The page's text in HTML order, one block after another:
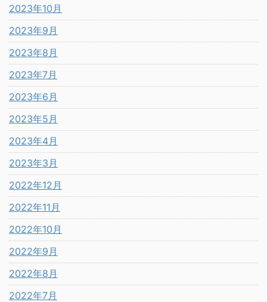
2023年10月
2023年9月
2023年8月
2023年7月
2023年6月
2023年5月
2023年4月
2023年3月
2022年12月
2022年11月
2022年10月
2022年9月
2022年8月
2022年7月